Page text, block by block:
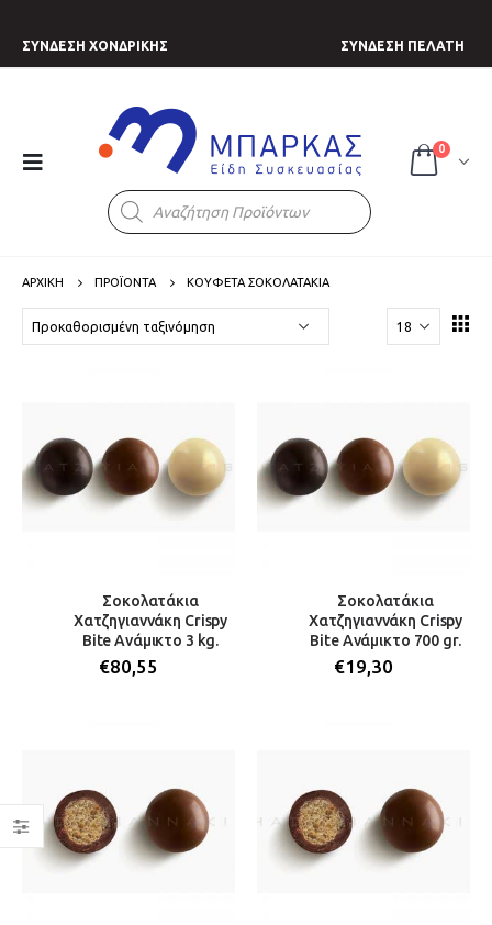
ΣΥΝΔΕΣΗ ΧΟΝΔΡΙΚΗΣ ΣΥΝΔΕΣΗ ΠΕΛΑΤΗ
Products
search
0
ΑΡΧΙΚΗ ΠΡΟΪΟΝΤΑ ΚΟΥΦΕΤΑ ΣΟΚΟΛΑΤΑΚΙΑ
Σοκολατάκια
Χατζηγιαννάκη Crispy
Bite Ανάμικτο 3 kg.
€80,55
Σοκολατάκια
Χατζηγιαννάκη Crispy
Bite Ανάμικτο 700 gr.
€19,30